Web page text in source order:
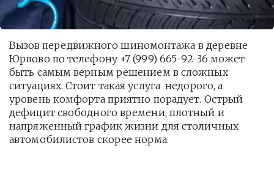
Вызов передвижного шиномонтажа в деревне
Юрлово по телефону +7 (999) 665-92-36 может
быть самым верным решением в сложных
ситуациях. Стоит такая услуга  недорого, а
уровень комфорта приятно порадует. Острый
дефицит свободного времени, плотный и
напряженный график жизни для столичных
автомобилистов скорее норма.